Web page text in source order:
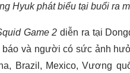
Hyuk phát biểu tại buổi ra
Game 2 diễn ra tại
và người có sức ảnh
Brazil, Mexico, Vương